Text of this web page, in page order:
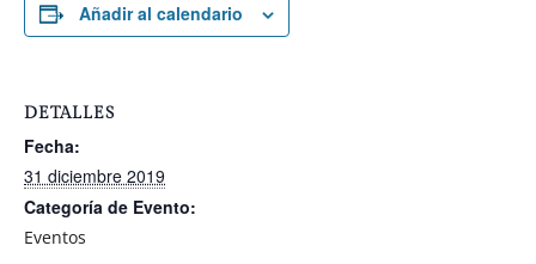
Añadir al calendario
DETALLES
Fecha:
31 diciembre 2019
Categoría de Evento:
Eventos